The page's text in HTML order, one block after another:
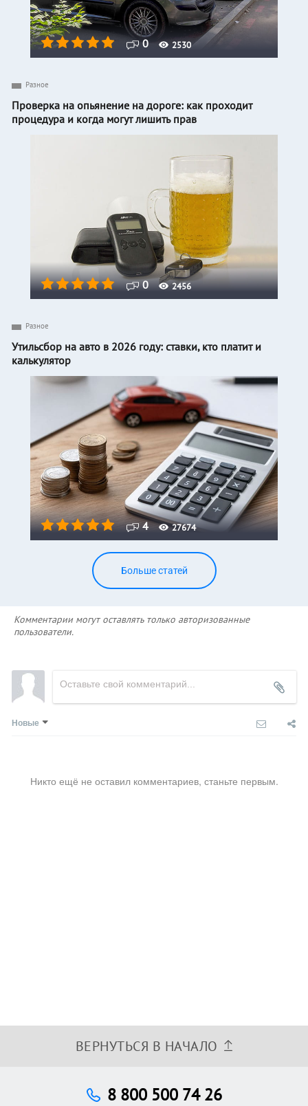
0 2530
0 2456
Разное
Проверка на опьянение на дороге: как проходит
процедура и когда могут лишить прав
4 27674
Разное
Утильсбор на авто в 2026 году: ставки, кто платит и
калькулятор
Больше статей
Комментарии могут оставлять только авторизованные
пользователи.
Новые
Никто ещё не оставил комментариев, станьте первым.
ВЕРНУТЬСЯ В НАЧАЛО
8 800 500 74 26